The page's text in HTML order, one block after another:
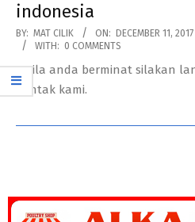
indonesia
2017-
12-
11
BY: MAT CILIK ON: DECEMBER 11, 2017
WITH: 0 COMMENTS
Bila anda berminat silakan
kontak kami.